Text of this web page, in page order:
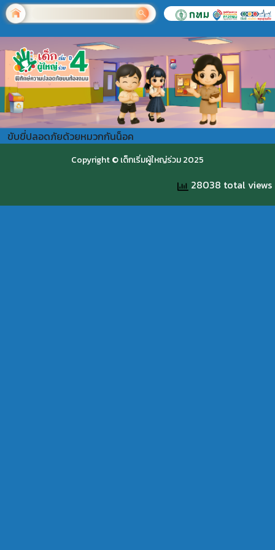
ขับขี่ปลอดภัยด้วยหมวกกันน็อค
Copyright © เด็กเริ่มผู้ใหญ่ร่วม 2025
28038 total views